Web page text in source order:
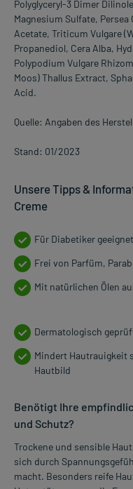
Polyglyceryl-3 Dimer
Magnesium Sulfate,
Acetate, Triticum Vulgare
Propanediol, Cera Alba,
Polypodium Vulgare
Moos) Thallus Extract,
Acid.
Quelle: Angaben des
Stand: 01/2023
Unsere Tipps &
Creme
Für Diabetiker geeignet
Frei von Parfüm,
Mit natürlichen Ölen
Dermatologisch
Mindert Hautrauigkeit
Hautbild
Benötigt Ihre
und Schutz?
Trockene und sensible
sich durch
macht. Besonders reife